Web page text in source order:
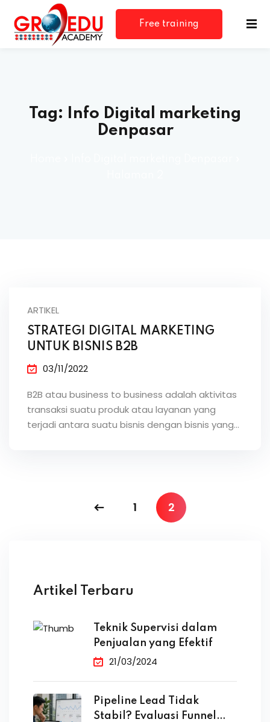
Free training
Tag:
Info Digital marketing
Denpasar
ARTIKEL
STRATEGI DIGITAL MARKETING
UNTUK BISNIS B2B
03/11/2022
B2B atau business to business adalah aktivitas
transaksi suatu produk atau layanan yang
terjadi antara suatu bisnis dengan bisnis yang…
1 2
Artikel Terbaru
Teknik Supervisi dalam
Penjualan yang Efektif
21/03/2024
Pipeline Lead Tidak
Stabil? Evaluasi Funnel